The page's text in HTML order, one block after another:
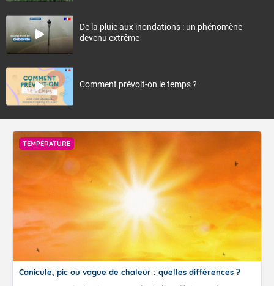
De la pluie aux inondations : un phénomène
devenu extrême
Comment prévoit-on le temps ?
TEMPÉRATURE
Canicule, pic ou vague de chaleur : quelles différences ?